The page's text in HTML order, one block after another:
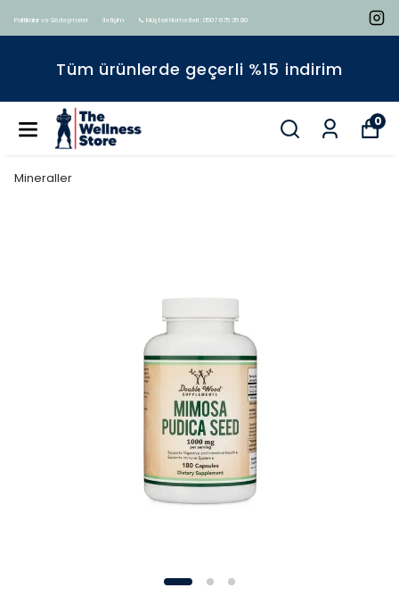
Politikalar ve Sözleşmeler İletişim 📞 Müşteri Hizmetleri : 0507 675 35 80
Tüm ürünlerde geçerli %15 indirim
0
Mineraller